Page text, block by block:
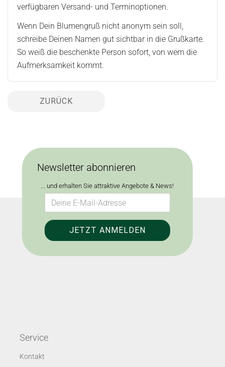
verfügbaren Versand- und Terminoptionen.
Wenn Dein Blumengruß nicht anonym sein soll,
schreibe Deinen Namen gut sichtbar in die Grußkarte.
So weiß die beschenkte Person sofort, von wem die
Aufmerksamkeit kommt.
ZURÜCK
Newsletter abonnieren
... und erhalten Sie attraktive Angebote & News!
Service
Kontakt